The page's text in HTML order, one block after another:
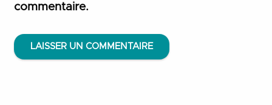
commentaire.
LAISSER UN COMMENTAIRE